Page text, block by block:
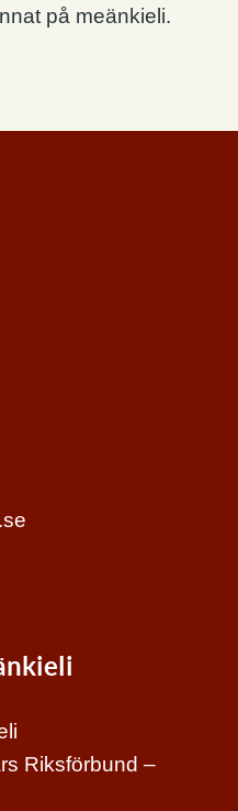
på meänkieli.
Riksförbund –